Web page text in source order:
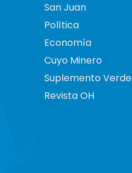
San Juan
Política
Economía
Cuyo Minero
Suplemento Verde
Revista OH